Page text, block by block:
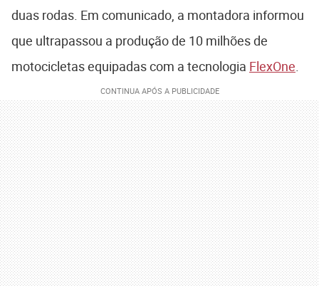
duas rodas. Em comunicado, a montadora informou
que ultrapassou a produção de 10 milhões de
motocicletas equipadas com a tecnologia FlexOne